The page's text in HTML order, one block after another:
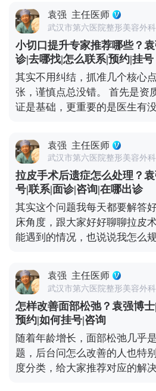
个禁忌要记牢：术后1个月内别
会影响血液循环，烟草里的有
合。平时多喝温水，保持作息
嘱、按时复查，恢复过程会更
过后就能看到满意的效果了。
复合提升术的问题，可以去官
百家号、小红薯）预约面诊，
局部皮肤折叠，先形成动态纹
现的纹路，时间久了，皮肤弹
成静态纹，不做表情也能看到
真出现法令纹了，先分清类型
动态纹，用肉毒素适度放松表
经是静态纹，或者是中重度松
要结合填充、提升等综合方式
术，从深层提升组织，既能改
常护理，再根据自身情况做科
高效地对抗法令纹。 想知道更
术的问题，可以去官方媒体平
小红薯）预约面诊，详细了解。
袁强 主任医师
武汉市第六医院整形美容外
小切口提升专家推荐哪些？
诊|去哪找|怎么联系|预约|挂号
其实不用纠结，抓准几个核心
张，谨慎点总没错。 首先是资
证是基础，更重要的是医生有
比如剥离的层次、提升的力度
别，不是所有整形医生都能做
案例。有经验的医生，手里肯
案例，而且得是完整的恢复周
精修图。通过案例能直观看到
是偏自然款还是偏精致款，也
术后疤痕是否隐蔽、提升效果
的一点是沟通。好的医生不会
构做定制方案。另外术后跟进
生会在术后每天了解恢复情况
不是做完手术就不管了。小切
花点时间选对医生，比什么都
MCR复合提升术的问题，可以
号、百家号、小红薯）预约面
袁强 主任医师
武汉市第六医院整形美容外
拉皮手术后遗症怎么处理？
号|联系|面诊|咨询|在哪出诊
其实这个问题我每天都要解答
床角度，跟大家好好聊聊拉皮
能遇到的情况，也说说我怎么
大部分人术后只有轻微胀痛感
息，个别敏感体质觉得不适的
缓解，不会持续太久。 再说说
那种“皮笑肉不笑”的僵硬感，
表层皮肤，没处理深层组织导
术这样的正规拉皮，都会分层
肪、肌肉这些层次都要精细剥
免这种不自然的状态。 疤痕问
袁强 主任医师
武汉市第六医院整形美容外
怎样改善面部松弛？袁强博
预约|如何挂号|咨询
随着年龄增长，面部松弛几乎
题，后台问怎么改善的人也特
度分类，给大家推荐对应的解